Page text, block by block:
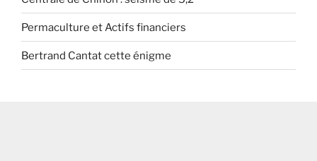
Permaculture et Actifs financiers
Bertrand Cantat cette énigme